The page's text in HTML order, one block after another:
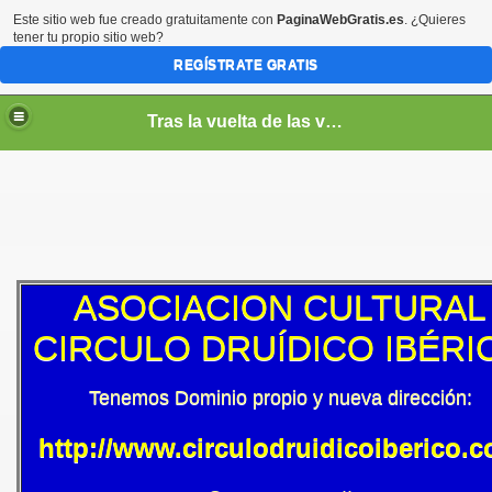
Tras la vuelta de las vacaciones....
ASOCIACION CULTURAL
CIRCULO DRUÍDICO
Tenemos Dominio propio y nueva dirección:
http://
Este sitio web fue creado gratuitamente con PaginaWebGratis.es. ¿Quieres
tener tu propio sitio web?
REGÍSTRATE GRATIS